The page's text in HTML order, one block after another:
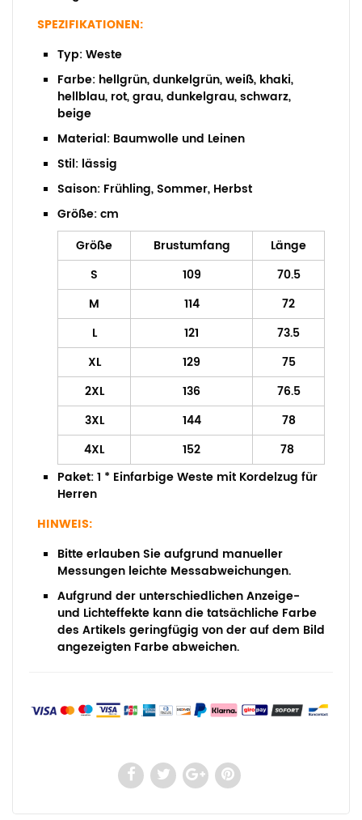
SPEZIFIKATIONEN:
Typ:Weste
Farbe: hellgrün, dunkelgrün, weiß, khaki,
hellblau, rot, grau, dunkelgrau, schwarz,
beige
Material: Baumwolle und Leinen
Stil: lässig
Saison: Frühling, Sommer, Herbst
Größe:cm
Größe
Brustumfang
Länge
S
109
70.5
M
114
72
L
121
73.5
XL
129
75
2XL
136
76.5
3XL
144
78
4XL
152
78
Paket:1 * Einfarbige Weste mit Kordelzug für
Herren
HINWEIS:
Bitte erlauben Sie aufgrund manueller
Messungen leichte Messabweichungen.
Aufgrund der unterschiedlichen Anzeige-
und Lichteffekte kann die tatsächliche Farbe
des Artikels geringfügig von der auf dem Bild
angezeigten Farbe abweichen.